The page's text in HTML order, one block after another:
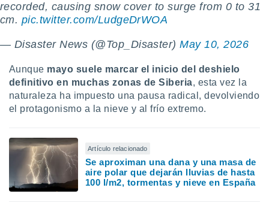
recorded, causing snow cover to surge from 0 to 31
cm. pic.twitter.com/LudgeDrWOA
— Disaster News (@Top_Disaster)May 10, 2026
Aunque mayo suele marcar el inicio del deshielo
definitivo en muchas zonas de Siberia, esta vez la
naturaleza ha impuesto una pausa radical, devolviendo
el protagonismo a la nieve y al frío extremo.
Artículo relacionado
Se aproximan una dana y una masa de
aire polar que dejarán lluvias de hasta
100 l/m2, tormentas y nieve en España